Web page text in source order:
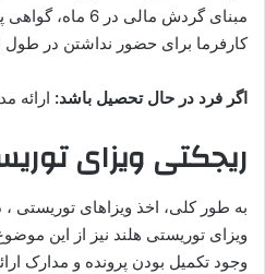
مبنای گردش مالی
کارفرما برای حضور نداشتن در
اگر فرد در حال تحصیل باشد: ارائه
ریجکتی ویزای
به طور کلی، اخذ ویزاهای توریستی
ویزای توریستی هلند نیز از این
وجود تکمیل بودن پرونده و مدارک